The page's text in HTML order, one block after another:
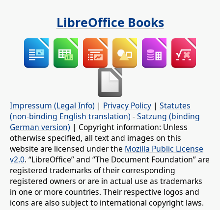
LibreOffice Books
Impressum (Legal Info) | Privacy Policy | Statutes
(non-binding English translation) -Satzung (binding
German version) | Copyright information: Unless
otherwise specified, all text and images on this
website are licensed under the Mozilla Public License
v2.0. “LibreOffice” and “The Document Foundation” are
registered trademarks of their corresponding
registered owners or are in actual use as trademarks
in one or more countries. Their respective logos and
icons are also subject to international copyright laws.